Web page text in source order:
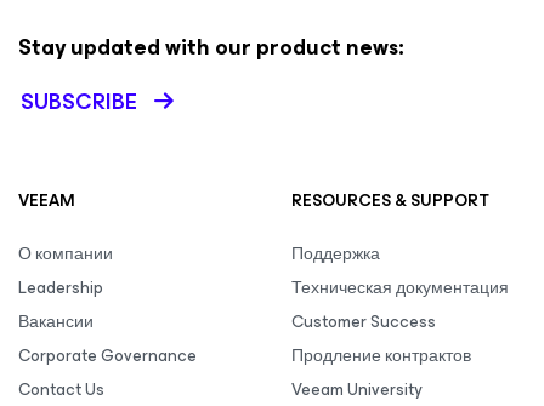
Stay updated with our product news:
SUBSCRIBE
VEEAM
О компании
Leadership
Вакансии
Corporate Governance
Contact Us
RESOURCES & SUPPORT
Поддержка
Техническая документация
Customer Success
Продление контрактов
Veeam University